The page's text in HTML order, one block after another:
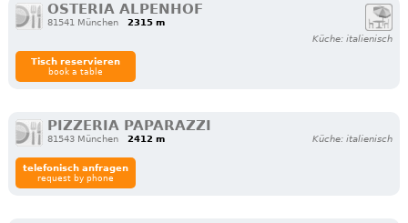
OSTERIA ALPENHOF
81541 München
2315 m
Küche: italienisch
Tisch reservieren
book a table
PIZZERIA PAPARAZZI
81543 München 2412 m Küche: italienisch
telefonisch anfragen
request by phone